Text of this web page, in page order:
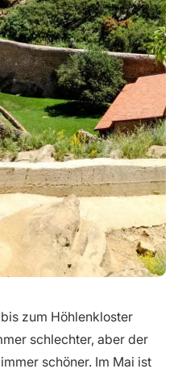
zum Höhlenkloster
schlechter, aber der
schöner. Im Mai ist